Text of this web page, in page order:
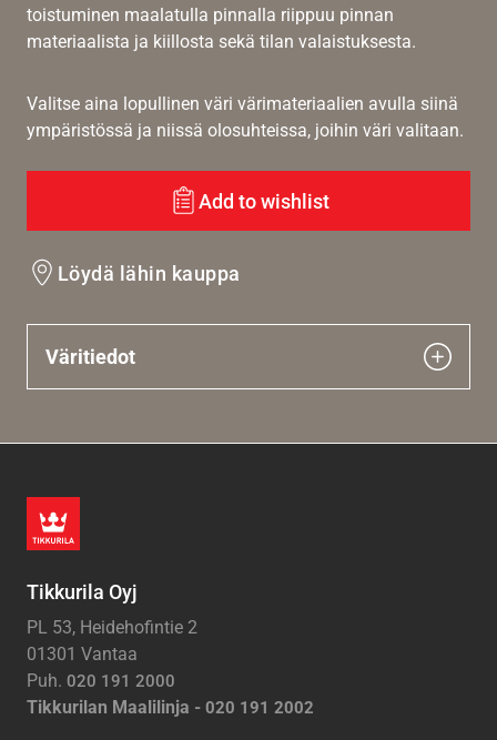
toistuminen maalatulla pinnalla riippuu pinnan
materiaalista ja kiillosta sekä tilan valaistuksesta.
Valitse aina lopullinen väri värimateriaalien avulla siinä
ympäristössä ja niissä olosuhteissa, joihin väri valitaan.
Add to wishlist
Löydä lähin kauppa
Väritiedot
Tikkurila Oyj
PL 53, Heidehofintie 2
01301 Vantaa
Puh. 020 191 2000
Tikkurilan Maalilinja - 020 191 2002